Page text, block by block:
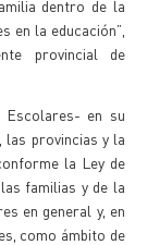
dentro de la
en la educación”,
provincial de
Escolares- en su
las provincias y la
la Ley de
familias y de la
en general y, en
como ámbito de